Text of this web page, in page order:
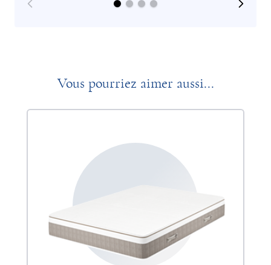
Vous pourriez aimer aussi...